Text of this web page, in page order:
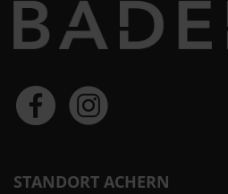
STANDORT ACHERN